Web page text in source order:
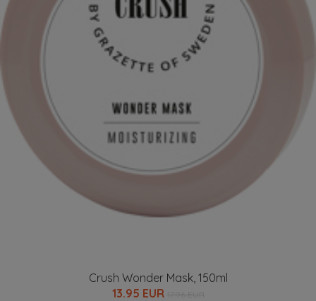
Crush Wonder Mask, 150ml
13.95 EUR